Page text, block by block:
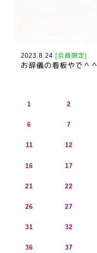
2023.8.24 [会員限定]
お辞儀の看板やで＾＾
1 2
6 7
11 12
16 17
21 22
26 27
31 32
36 37